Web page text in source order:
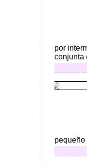
por
conjunta
pequeño